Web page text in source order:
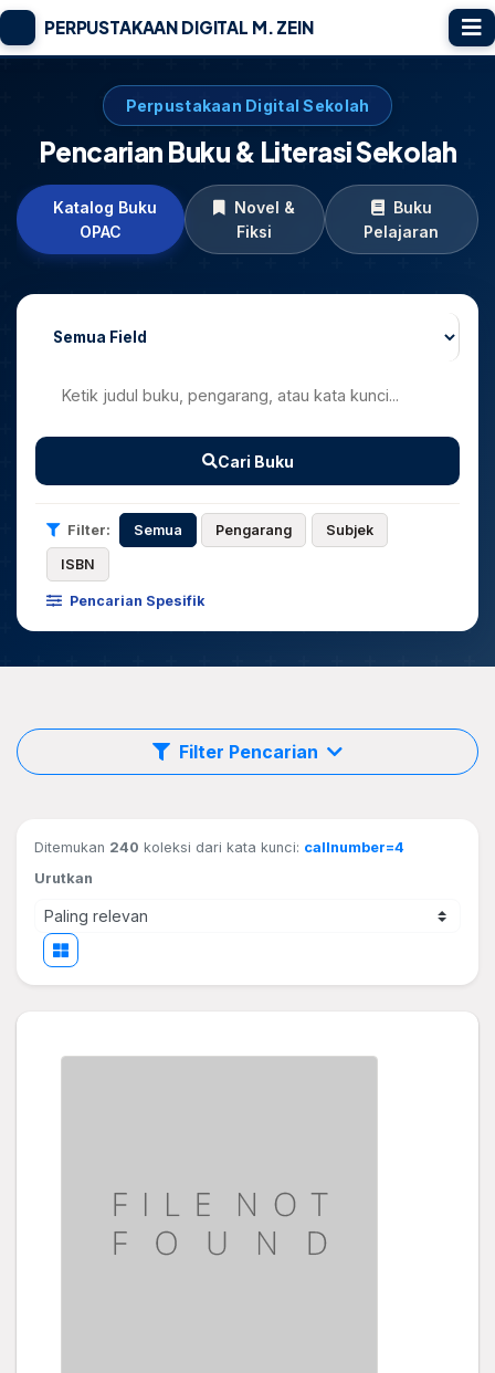
PERPUSTAKAAN DIGITAL M. ZEIN
Perpustakaan Digital Sekolah
Pencarian Buku & Literasi Sekolah
Katalog Buku
OPAC
Novel &
Fiksi
Buku
Pelajaran
Cari Buku
Filter: Semua Pengarang Subjek
ISBN
Pencarian Spesifik
Filter Pencarian
Ditemukan 240 koleksi dari kata kunci: callnumber=4
Urutkan